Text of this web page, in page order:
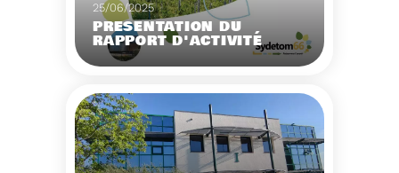
25/06/2025
PRÉSENTATION DU
RAPPORT D'ACTIVITÉ
2024
Annuel 2024
Voir plus